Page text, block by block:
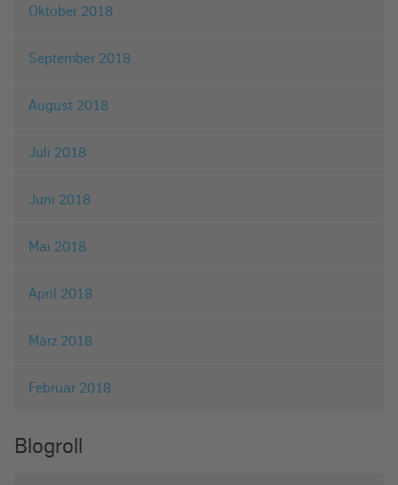
Oktober 2018
September 2018
August 2018
Juli 2018
Juni 2018
Mai 2018
April 2018
März 2018
Februar 2018
Blogroll